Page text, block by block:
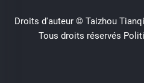
Droits d'auteur © Taizhou
Tous droits réservés